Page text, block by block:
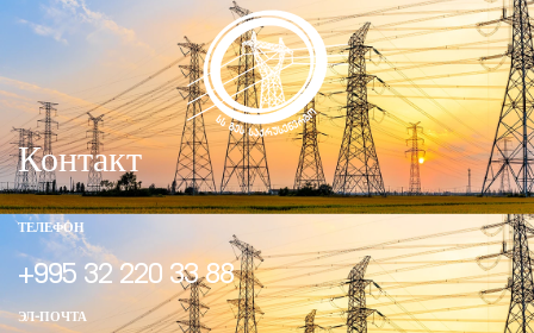
Контакт
ТЕЛЕФОН
+995 32 220 33 88
ЭЛ-ПОЧТА